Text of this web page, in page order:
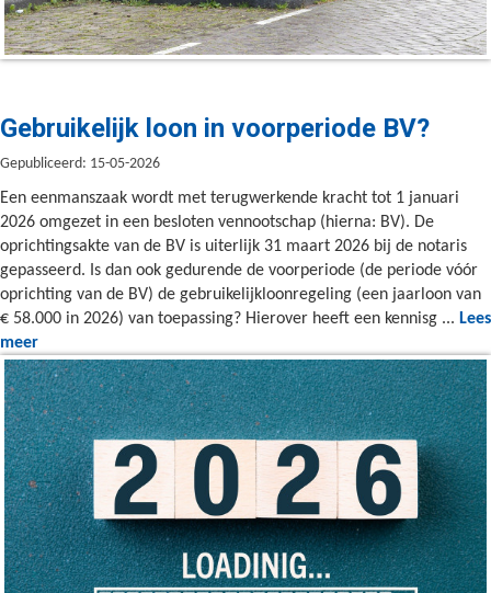
Gebruikelijk loon in voorperiode BV?
Gepubliceerd: 15-05-2026
Een eenmanszaak wordt met terugwerkende kracht tot 1 januari
2026 omgezet in een besloten vennootschap (hierna: BV). De
oprichtingsakte van de BV is uiterlijk 31 maart 2026 bij de notaris
gepasseerd. Is dan ook gedurende de voorperiode (de periode vóór
oprichting van de BV) de gebruikelijkloonregeling (een jaarloon van
€ 58.000 in 2026) van toepassing? Hierover heeft een kennisg ... Lees
meer